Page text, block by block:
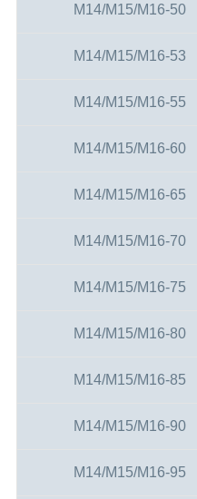
M14/M15/M16-50
M14/M15/M16-53
M14/M15/M16-55
M14/M15/M16-60
M14/M15/M16-65
M14/M15/M16-70
M14/M15/M16-75
M14/M15/M16-80
M14/M15/M16-85
M14/M15/M16-90
M14/M15/M16-95